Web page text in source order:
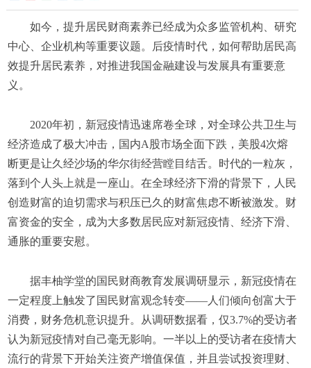
如今，提升居民财商素养已经成为众多监管机构、研究
中心、企业机构等重要议题。后疫情时代，如何帮助居民高
效提升居民素养，对推进我国金融建设与发展具有重要意
义。
2020年初，新冠疫情迅速席卷全球，对全球公共卫生与
经济造成了极大冲击，国内A股市场全面下跌，美股4次熔
断更是让久经沙场的华尔街经营瞠目结舌。时代的一粒灰，
落到个人头上就是一座山。在全球经济下滑的背景下，人民
创造财富的迫切需求与积压已久的财富焦虑不断被激发。财
富资金的安全，成为大多数居民应对新冠疫情、经济下滑、
通胀的重要安慰。
据丰柚学堂的国民财商教育发展调研显示，新冠疫情在
一定程度上触发了国民财富观念转变——人们倾向创富大于
消费，财务危机意识提升。从调研数据看，仅3.7%的受访者
认为新冠疫情对自己毫无影响。一半以上的受访者在疫情大
流行的背景下开始关注资产增值保值，并且尝试投资理财、